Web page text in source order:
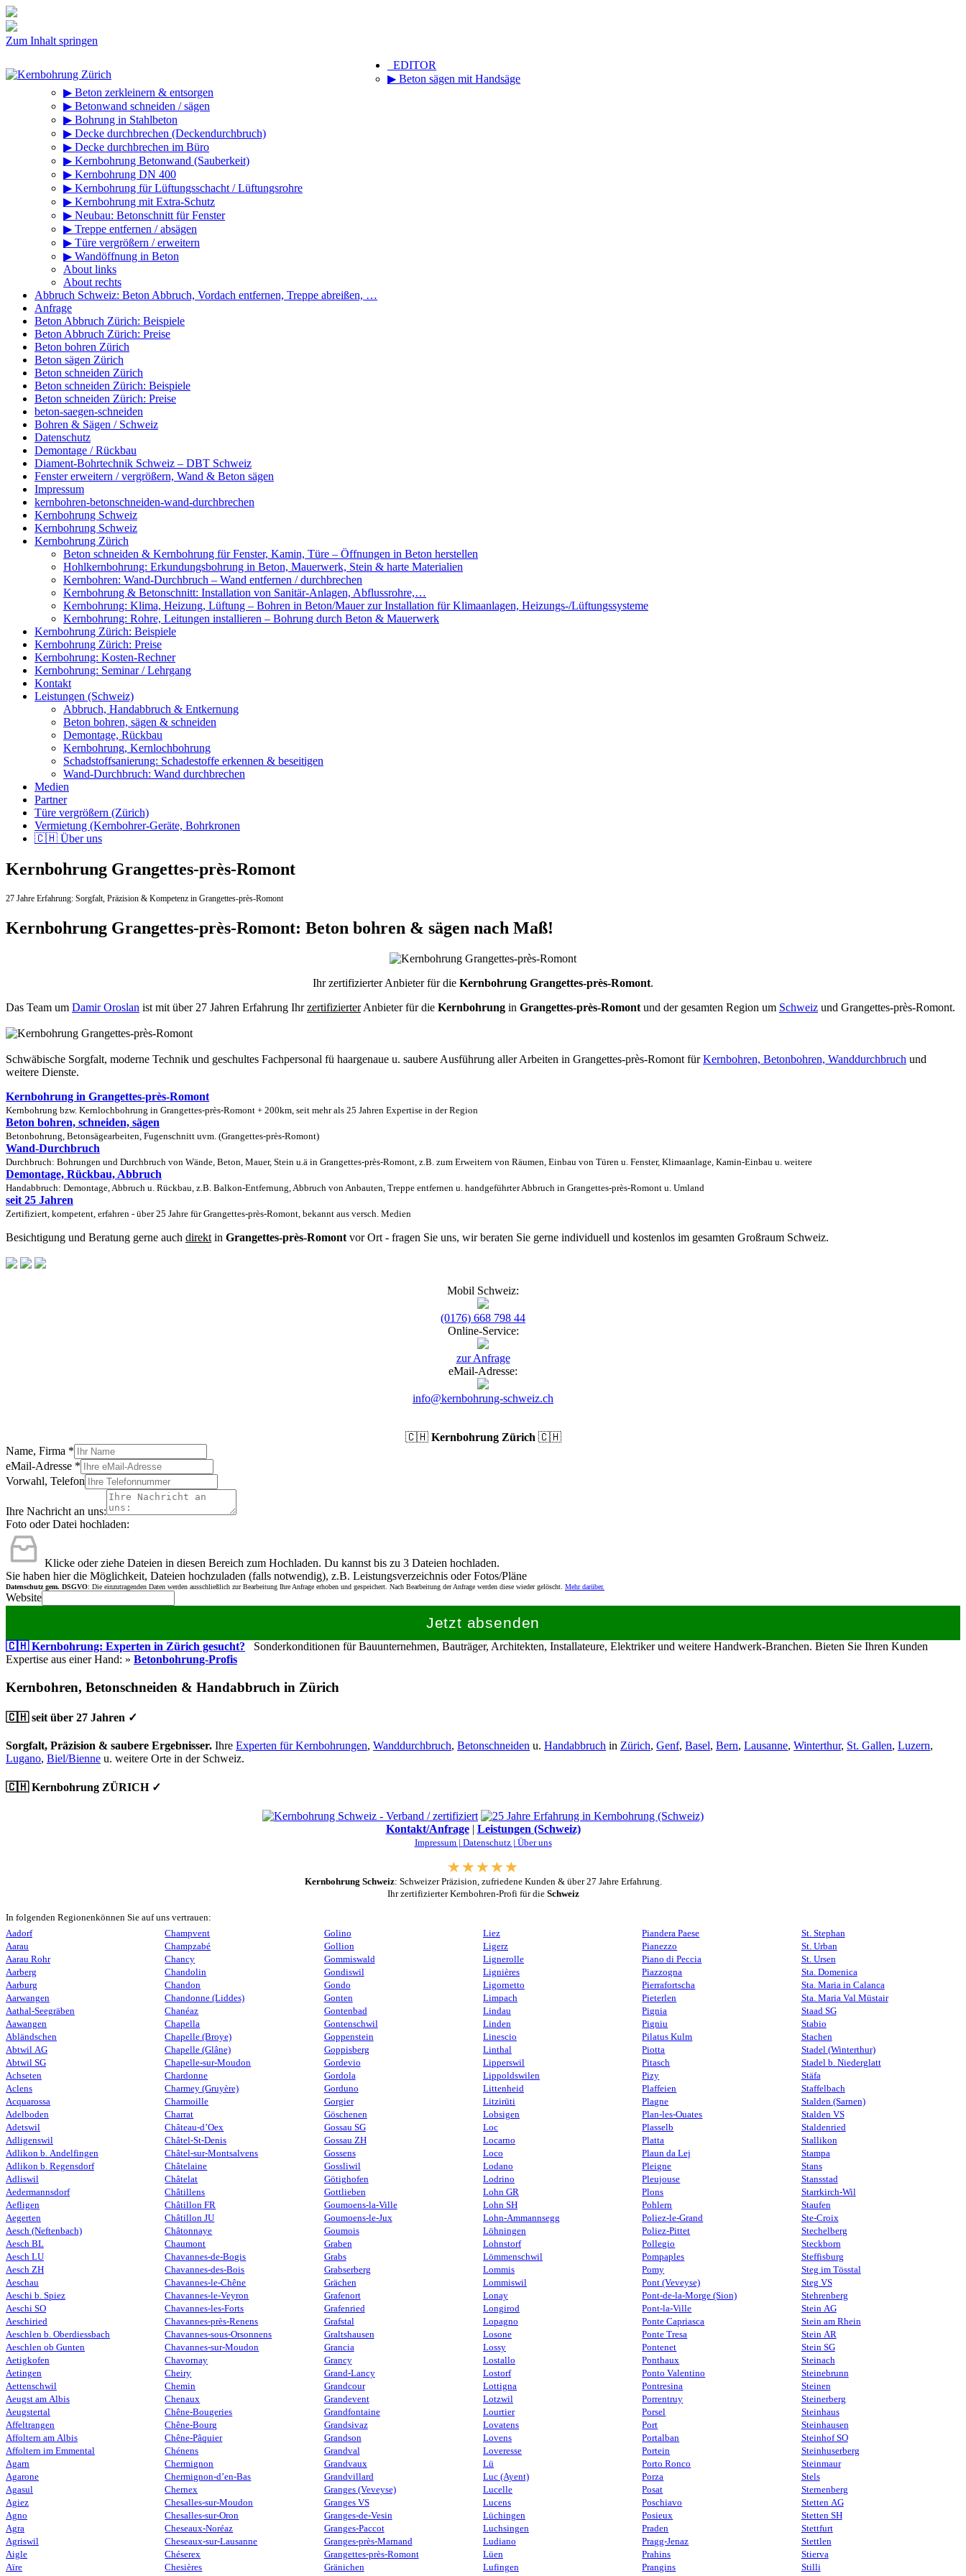
Zum Inhalt springen
_EDITOR
▶ Beton sägen mit Handsäge
▶ Beton zerkleinern & entsorgen
▶ Betonwand schneiden / sägen
▶ Bohrung in Stahlbeton
▶ Decke durchbrechen (Deckendurchbruch)
▶ Decke durchbrechen im Büro
▶ Kernbohrung Betonwand (Sauberkeit)
▶ Kernbohrung DN 400
▶ Kernbohrung für Lüftungsschacht / Lüftungsrohre
▶ Kernbohrung mit Extra-Schutz
▶ Neubau: Betonschnitt für Fenster
▶ Treppe entfernen / absägen
▶ Türe vergrößern / erweitern
▶ Wandöffnung in Beton
About links
About rechts
Abbruch Schweiz: Beton Abbruch, Vordach entfernen, Treppe abreißen, …
Anfrage
Beton Abbruch Zürich: Beispiele
Beton Abbruch Zürich: Preise
Beton bohren Zürich
Beton sägen Zürich
Beton schneiden Zürich
Beton schneiden Zürich: Beispiele
Beton schneiden Zürich: Preise
beton-saegen-schneiden
Bohren & Sägen / Schweiz
Datenschutz
Demontage / Rückbau
Diament-Bohrtechnik Schweiz – DBT Schweiz
Fenster erweitern / vergrößern, Wand & Beton sägen
Impressum
kernbohren-betonschneiden-wand-durchbrechen
Kernbohrung Schweiz
Kernbohrung Schweiz
Kernbohrung Zürich
Beton schneiden & Kernbohrung für Fenster, Kamin, Türe – Öffnungen in Beton herstellen
Hohlkernbohrung: Erkundungsbohrung in Beton, Mauerwerk, Stein & harte Materialien
Kernbohren: Wand-Durchbruch – Wand entfernen / durchbrechen
Kernbohrung & Betonschnitt: Installation von Sanitär-Anlagen, Abflussrohre,…
Kernbohrung: Klima, Heizung, Lüftung – Bohren in Beton/Mauer zur Installation für Klimaanlagen, Heizungs-/Lüftungssysteme
Kernbohrung: Rohre, Leitungen installieren – Bohrung durch Beton & Mauerwerk
Kernbohrung Zürich: Beispiele
Kernbohrung Zürich: Preise
Kernbohrung: Kosten-Rechner
Kernbohrung: Seminar / Lehrgang
Kontakt
Leistungen (Schweiz)
Abbruch, Handabbruch & Entkernung
Beton bohren, sägen & schneiden
Demontage, Rückbau
Kernbohrung, Kernlochbohrung
Schadstoffsanierung: Schadestoffe erkennen & beseitigen
Wand-Durchbruch: Wand durchbrechen
Medien
Partner
Türe vergrößern (Zürich)
Vermietung (Kernbohrer-Geräte, Bohrkronen
🇨🇭 Über uns
Kernbohrung Grangettes-près-Romont
27 Jahre Erfahrung: Sorgfalt, Präzision & Kompetenz in Grangettes-près-Romont
Kernbohrung Grangettes-près-Romont: Beton bohren & sägen nach Maß!
Ihr zertifizierter Anbieter für die Kernbohrung Grangettes-près-Romont.
Das Team um Damir Oroslan ist mit über 27 Jahren Erfahrung IhrzertifizierterAnbieter für die Kernbohrung in Grangettes-près-Romont und der gesamten Region um Schweiz und Grangettes-près-Romont.
Schwäbische Sorgfalt, moderne Technik und geschultes Fachpersonal fü haargenaue u. saubere Ausführung aller Arbeiten in Grangettes-près-Romont fürKernbohren, Betonbohren, Wanddurchbruch und
weitere Dienste.
Kernbohrung in Grangettes-près-Romont
Kernbohrung bzw. Kernlochbohrung in Grangettes-près-Romont + 200km, seit mehr als 25 Jahren Expertise in der Region
Beton bohren, schneiden, sägen
Betonbohrung, Betonsägearbeiten, Fugenschnitt uvm. (Grangettes-près-Romont)
Wand-Durchbruch
Durchbruch: Bohrungen und Durchbruch von Wände, Beton, Mauer, Stein u.ä in Grangettes-près-Romont, z.B. zum Erweitern von Räumen, Einbau von Türen u. Fenster, Klimaanlage, Kamin-Einbau u. weitere
Demontage, Rückbau, Abbruch
Handabbruch: Demontage, Abbruch u. Rückbau, z.B. Balkon-Entfernung, Abbruch von Anbauten, Treppe entfernen u. handgeführter Abbruch in Grangettes-près-Romont u. Umland
seit 25 Jahren
Zertifiziert, kompetent, erfahren - über 25 Jahre für Grangettes-près-Romont, bekannt aus versch. Medien
Besichtigung und Beratung gerne auch direkt in Grangettes-près-Romont vor Ort - fragen Sie uns, wir beraten Sie gerne individuell und kostenlos im gesamten Großraum Schweiz.
Mobil Schweiz:
(0176) 668 798 44
Online-Service:
zur Anfrage
eMail-Adresse:
info@kernbohrung-schweiz.ch
🇨🇭 Kernbohrung Zürich 🇨🇭
Name, Firma *
eMail-Adresse *
Vorwahl, Telefon
Ihre Nachricht an uns:
Foto oder Datei hochladen:
Klicke oder ziehe Dateien in diesen Bereich zum Hochladen. Du kannst bis zu 3 Dateien hochladen.
Sie haben hier die Möglichkeit, Dateien hochzuladen (falls notwendig), z.B. Leistungsverzeichnis oder Fotos/Pläne
Datenschutz gem. DSGVO: Die einzutragenden Daten werden ausschließlich zur Bearbeitung Ihre Anfrage erhoben und gespeichert. Nach Bearbeitung der Anfrage werden diese wieder gelöscht. Mehr darüber.
Website
Jetzt absenden
🇨🇭 Kernbohrung: Experten in Zürich gesucht? Sonderkonditionen für Bauunternehmen, Bauträger, Architekten, Installateure, Elektriker und weitere Handwerk-Branchen. Bieten Sie Ihren Kunden
Expertise aus einer Hand: » Betonbohrung-Profis
Kernbohren, Betonschneiden & Handabbruch in Zürich
🇨🇭 seit über 27 Jahren ✓
Sorgfalt, Präzision & saubere Ergebnisser. Ihre Experten für Kernbohrungen, Wanddurchbruch, Betonschneiden u. Handabbruch in Zürich, Genf, Basel, Bern, Lausanne, Winterthur, St. Gallen, Luzern,
Lugano, Biel/Bienne u. weitere Orte in der Schweiz.
🇨🇭 Kernbohrung ZÜRICH ✓
Kontakt/Anfrage| Leistungen (Schweiz)
Impressum | Datenschutz | Über uns
Kernbohrung Schweiz: Schweizer Präzision, zufriedene Kunden & über 27 Jahre Erfahrung.
Ihr zertifizierter Kernbohren-Profi für die Schweiz
In folgenden Regionenkönnen Sie auf uns vertrauen:
Aadorf
Aarau
Aarau Rohr
Aarberg
Aarburg
Aarwangen
Aathal-Seegräben
Aawangen
Abländschen
Abtwil AG
Abtwil SG
Achseten
Aclens
Acquarossa
Adelboden
Adetswil
Adligenswil
Adlikon b. Andelfingen
Adlikon b. Regensdorf
Adliswil
Aedermannsdorf
Aefligen
Aegerten
Aesch (Neftenbach)
Aesch BL
Aesch LU
Aesch ZH
Aeschau
Aeschi b. Spiez
Aeschi SO
Aeschiried
Aeschlen b. Oberdiessbach
Aeschlen ob Gunten
Aetigkofen
Aetingen
Aettenschwil
Aeugst am Albis
Aeugstertal
Affeltrangen
Affoltern am Albis
Affoltern im Emmental
Agarn
Agarone
Agasul
Agiez
Agno
Agra
Agriswil
Aigle
Aïre
Champvent
Champzabé
Chancy
Chandolin
Chandon
Chandonne (Liddes)
Chanéaz
Chapella
Chapelle (Broye)
Chapelle (Glâne)
Chapelle-sur-Moudon
Chardonne
Charmey (Gruyère)
Charmoille
Charrat
Château-d’Oex
Châtel-St-Denis
Châtel-sur-Montsalvens
Châtelaine
Châtelat
Châtillens
Châtillon FR
Châtillon JU
Châtonnaye
Chaumont
Chavannes-de-Bogis
Chavannes-des-Bois
Chavannes-le-Chêne
Chavannes-le-Veyron
Chavannes-les-Forts
Chavannes-près-Renens
Chavannes-sous-Orsonnens
Chavannes-sur-Moudon
Chavornay
Cheiry
Chemin
Chenaux
Chêne-Bougeries
Chêne-Bourg
Chêne-Pâquier
Chénens
Chermignon
Chermignon-d’en-Bas
Chernex
Chesalles-sur-Moudon
Chesalles-sur-Oron
Cheseaux-Noréaz
Cheseaux-sur-Lausanne
Chéserex
Chesières
Golino
Gollion
Gommiswald
Gondiswil
Gondo
Gonten
Gontenbad
Gontenschwil
Goppenstein
Goppisberg
Gordevio
Gordola
Gorduno
Gorgier
Göschenen
Gossau SG
Gossau ZH
Gossens
Gossliwil
Götighofen
Gottlieben
Goumoens-la-Ville
Goumoens-le-Jux
Goumois
Graben
Grabs
Grabserberg
Grächen
Grafenort
Grafenried
Grafstal
Graltshausen
Grancia
Grancy
Grand-Lancy
Grandcour
Grandevent
Grandfontaine
Grandsivaz
Grandson
Grandval
Grandvaux
Grandvillard
Granges (Veveyse)
Granges VS
Granges-de-Vesin
Granges-Paccot
Granges-près-Marnand
Grangettes-près-Romont
Gränichen
Liez
Ligerz
Lignerolle
Lignières
Ligornetto
Limpach
Lindau
Linden
Linescio
Linthal
Lipperswil
Lippoldswilen
Littenheid
Litzirüti
Lobsigen
Loc
Locarno
Loco
Lodano
Lodrino
Lohn GR
Lohn SH
Lohn-Ammannsegg
Löhningen
Lohnstorf
Lömmenschwil
Lommis
Lommiswil
Lonay
Longirod
Lopagno
Losone
Lossy
Lostallo
Lostorf
Lottigna
Lotzwil
Lourtier
Lovatens
Lovens
Loveresse
Lü
Luc (Ayent)
Lucelle
Lucens
Lüchingen
Luchsingen
Ludiano
Lüen
Lufingen
Piandera Paese
Pianezzo
Piano di Peccia
Piazzogna
Pierrafortscha
Pieterlen
Pignia
Pigniu
Pilatus Kulm
Piotta
Pitasch
Pizy
Plaffeien
Plagne
Plan-les-Ouates
Plasselb
Platta
Plaun da Lej
Pleigne
Pleujouse
Plons
Pohlern
Poliez-le-Grand
Poliez-Pittet
Pollegio
Pompaples
Pomy
Pont (Veveyse)
Pont-de-la-Morge (Sion)
Pont-la-Ville
Ponte Capriasca
Ponte Tresa
Pontenet
Ponthaux
Ponto Valentino
Pontresina
Porrentruy
Porsel
Port
Portalban
Portein
Porto Ronco
Porza
Posat
Poschiavo
Posieux
Praden
Pragg-Jenaz
Prahins
Prangins
St. Stephan
St. Urban
St. Ursen
Sta. Domenica
Sta. Maria in Calanca
Sta. Maria Val Müstair
Staad SG
Stabio
Stachen
Stadel (Winterthur)
Stadel b. Niederglatt
Stäfa
Staffelbach
Stalden (Sarnen)
Stalden VS
Staldenried
Stallikon
Stampa
Stans
Stansstad
Starrkirch-Wil
Staufen
Ste-Croix
Stechelberg
Steckborn
Steffisburg
Steg im Tösstal
Steg VS
Stehrenberg
Stein AG
Stein am Rhein
Stein AR
Stein SG
Steinach
Steinebrunn
Steinen
Steinerberg
Steinhaus
Steinhausen
Steinhof SO
Steinhuserberg
Steinmaur
Stels
Sternenberg
Stetten AG
Stetten SH
Stettfurt
Stettlen
Stierva
Stilli